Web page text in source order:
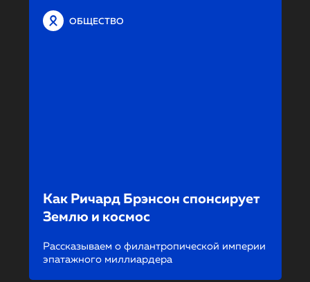
ОБЩЕСТВО
Как Ричард Брэнсон спонсирует
Землю и космос
Рассказываем о филантропической империи
эпатажного миллиардера